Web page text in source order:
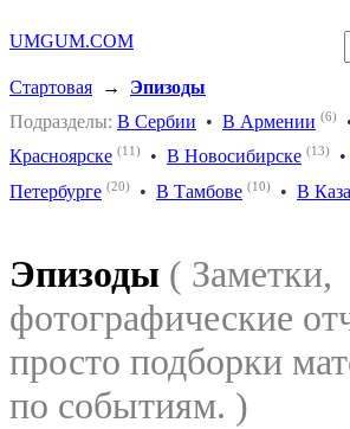
UMGUM.COM
Стартовая → Эпизоды
Подразделы: В Сербии • В Армении (6)
Красноярске (11) • В Новосибирске (13) •
Петербурге (20) • В Тамбове (10) • В
Эпизоды ( Заметки,
фотографические
просто подборки
по событиям. )